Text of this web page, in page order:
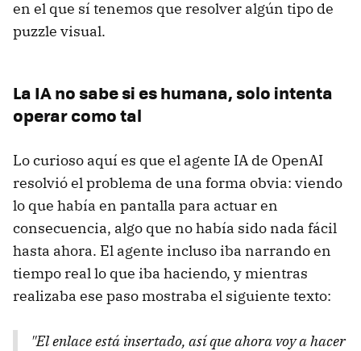
en el que sí tenemos que resolver algún tipo de
puzzle visual.
La IA no sabe si es humana, solo intenta
operar como tal
Lo curioso aquí es que el agente IA de OpenAI
resolvió el problema de una forma obvia: viendo
lo que había en pantalla para actuar en
consecuencia, algo que no había sido nada fácil
hasta ahora. El agente incluso iba narrando en
tiempo real lo que iba haciendo, y mientras
realizaba ese paso mostraba el siguiente texto:
"El enlace está insertado, así que ahora voy a hacer